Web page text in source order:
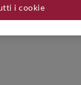
i cookie